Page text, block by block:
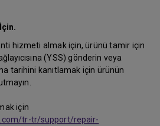
hizmeti almak için, ürünü tamir için
(YSS) gönderin veya
tarihini kanıtlamak için ürünün
için
tr-tr/support/repair-